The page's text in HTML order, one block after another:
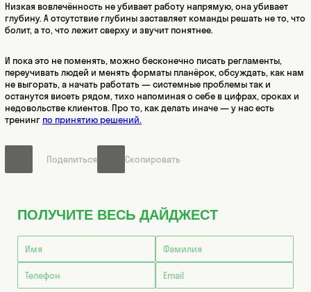
Низкая вовлечённость не убивает работу напрямую, она убивает
глубину. А отсутствие глубины заставляет команды решать не то, что
болит, а то, что лежит сверху и звучит понятнее.
И пока это не поменять, можно бесконечно писать регламенты,
переучивать людей и менять форматы планёрок, обсуждать, как нам
не выгорать, а начать работать — системные проблемы так и
останутся висеть рядом, тихо напоминая о себе в цифрах, сроках и
недовольстве клиентов. Про то, как делать иначе — у нас есть
тренинг по принятию решений.
Поделиться Скопировать
ПОЛУЧИТЕ ВЕСЬ ДАЙДЖЕСТ